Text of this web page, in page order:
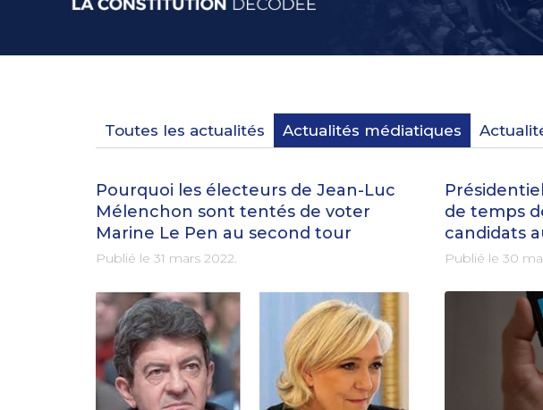
Toutes les actualités Actualités médiatiques
Pourquoi les électeurs de Jean-Luc
Mélenchon sont tentés de voter
Marine Le Pen au second tour
Publié le 31 mars 2022.
de temps
candidats
Publié le 30